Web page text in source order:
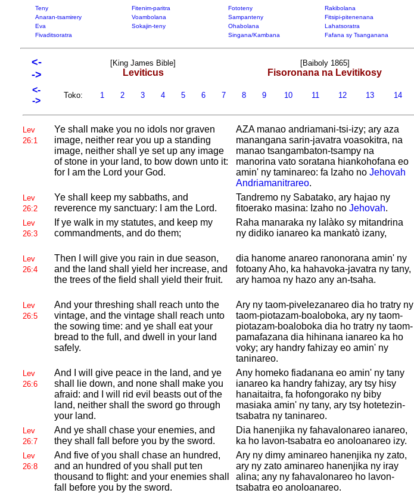
Teny Fitenim-paritra Fototeny Rakibolana
Anaran-tsamirery
Voambolana Sampanteny Fitsipi-pitenenana
Eva
Sokajin-teny Ohabolana Lahatsoratra
Fivaditsoratra
Singana/Kambana Fafana sy Tsanganana
<-
->
[King James Bible]
Leviticus
[Baiboly 1865]
Fisoronana na Levitikosy
<-
->
Toko: 1 2 3 4 5 6 7 8 9 10 11 12 13 14
Lev
26:1
Ye shall make you no idols nor graven
image, neither rear you up a standing
image, neither shall ye set up any image
of stone in your land, to bow down unto it:
for I am the Lord your God.
AZA manao andriamani-tsi-izy; ary aza
manangana sarin-javatra voasokitra, na
manao tsangambaton-tsampy na
manorina vato soratana hiankohofana eo
amin' ny taminareo: fa Izaho no Jehovah
Andriamanitrareo.
Lev
26:2
Ye shall keep my sabbaths, and
reverence my sanctuary: I am the Lord.
Tandremo ny Sabatako, ary hajao ny
fitoerako masina: Izaho no Jehovah.
Lev
26:3
If ye walk in my statutes, and keep my
commandments, and do them;
Raha manaraka ny lalàko sy mitandrina
ny didiko ianareo ka mankatò izany,
Lev
26:4
Then I will give you rain in due season,
and the land shall yield her increase, and
the trees of the field shall yield their fruit.
dia hanome anareo ranonorana amin' ny
fotoany Aho, ka hahavoka-javatra ny tany,
ary hamoa ny hazo any an-tsaha.
Lev
26:5
And your threshing shall reach unto the
vintage, and the vintage shall reach unto
the sowing time: and ye shall eat your
bread to the full, and dwell in your land
safely.
Ary ny taom-pivelezanareo dia ho tratry ny
taom-piotazam-boaloboka, ary ny taom-
piotazam-boaloboka dia ho tratry ny taom-
pamafazana dia hihinana ianareo ka ho
voky; ary handry fahizay eo amin' ny
taninareo.
Lev
26:6
And I will give peace in the land, and ye
shall lie down, and none shall make you
afraid: and I will rid evil beasts out of the
land, neither shall the sword go through
your land.
Any homeko fiadanana eo amin' ny tany
ianareo ka handry fahizay, ary tsy hisy
hanaitaitra, fa hofongorako ny biby
masiaka amin' ny tany, ary tsy hotetezin-
tsabatra ny taninareo.
Lev
26:7
And ye shall chase your enemies, and
they shall fall before you by the sword.
Dia hanenjika ny fahavalonareo ianareo,
ka ho lavon-tsabatra eo anoloanareo izy.
Lev
26:8
And five of you shall chase an hundred,
and an hundred of you shall put ten
thousand to flight: and your enemies shall
fall before you by the sword.
Ary ny dimy aminareo hanenjika ny zato,
ary ny zato aminareo hanenjika ny iray
alina; any ny fahavalonareo ho lavon-
tsabatra eo anoloanareo.